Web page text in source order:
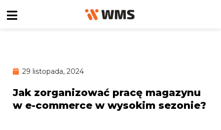
29 listopada, 2024
Jak zorganizować pracę magazynu
w e-commerce w wysokim sezonie?